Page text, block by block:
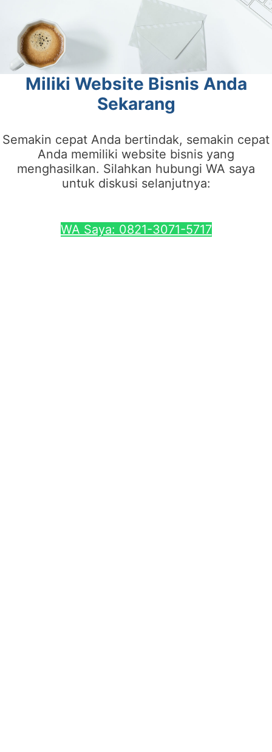
Miliki Website Bisnis Anda
Sekarang
Semakin cepat Anda bertindak, semakin cepat
Anda memiliki website bisnis yang
menghasilkan. Silahkan hubungi WA saya
untuk diskusi selanjutnya:
WA Saya: 0821-3071-5717